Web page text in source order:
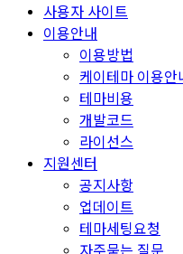
사용자 사이트
이용안내
이용방법
케이테마 이용안
테마비용
개발코드
라이선스
지원센터
공지사항
업데이트
테마세팅요청